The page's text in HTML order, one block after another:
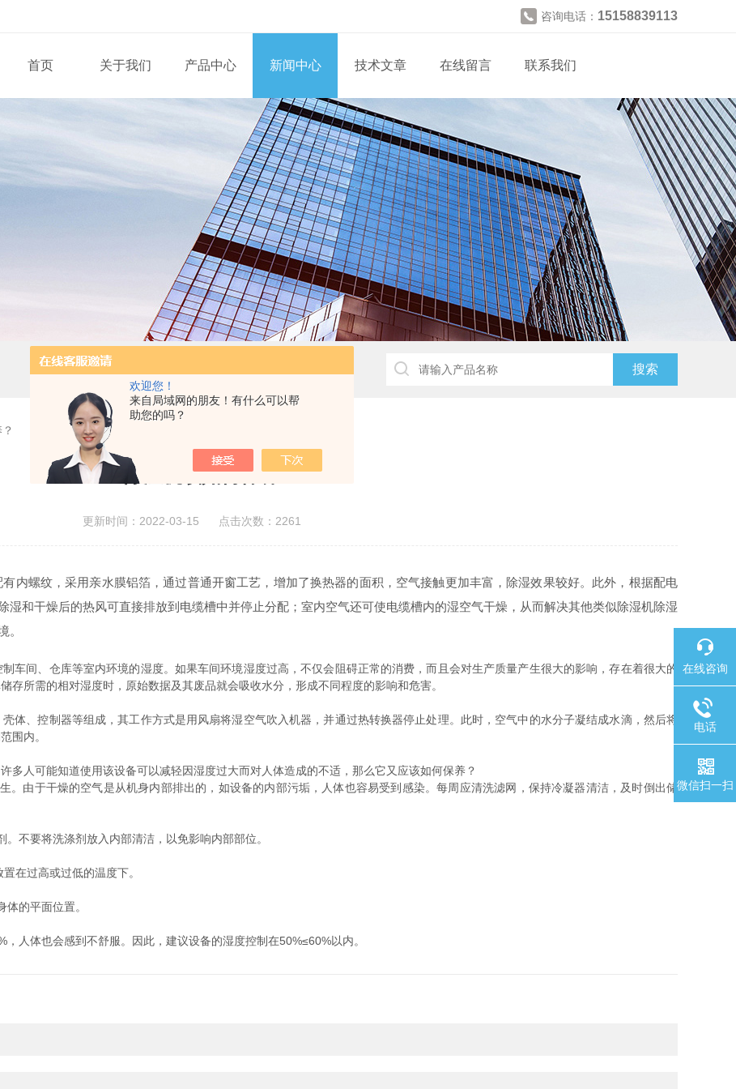
欢迎您！
来自局域网的朋友！有什么可以帮
助您的吗？
咨询电话： 15158839113
首页 关于我们 产品中心 新闻中心 技术文章 在线留言 联系我们
工业除湿机该如何保养？
更新时间：2022-03-15 点击次数：2261
内螺纹，采用亲水膜铝箔，通过普通开窗工艺，增加了换热器的面积，空气接触更加丰富，除湿效果较好。此外，根据配电
和干燥后的热风可直接排放到电缆槽中并停止分配；室内空气还可使电缆槽内的湿空气干燥，从而解决其他类似除湿机除湿
。
间、仓库等室内环境的湿度。如果车间环境湿度过高，不仅会阻碍正常的消费，而且会对生产质量产生很大的影响，存在着很大的
存所需的相对湿度时，原始数据及其废品就会吸收水分，形成不同程度的影响和危害。
、控制器等组成，其工作方式是用风扇将湿空气吹入机器，并通过热转换器停止处理。此时，空气中的水分子凝结成水滴，然后将
围内。
人可能知道使用该设备可以减轻因湿度过大而对人体造成的不适，那么它又应该如何保养？
由于干燥的空气是从机身内部排出的，如设备的内部污垢，人体也容易受到感染。每周应清洗滤网，保持冷凝器清洁，及时倒出储
要将洗涤剂放入内部清洁，以免影响内部部位。
过高或过低的温度下。
的平面位置。
体也会感到不舒服。因此，建议设备的湿度控制在50%≤60%以内。
在线咨询
电话
微信扫一扫